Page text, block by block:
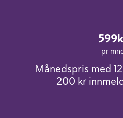
pr
Månedspris med
200 kr